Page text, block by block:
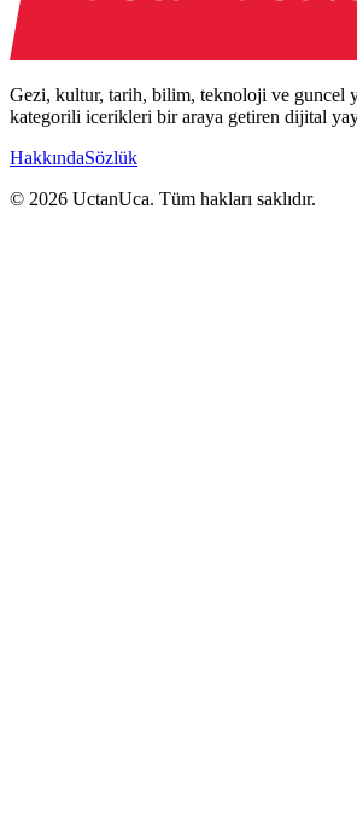
Gezi, kultur, tarih, bilim, teknoloji ve guncel
kategorili icerikleri bir araya getiren dijital
HakkındaSözlük
© 2026 UctanUca. Tüm hakları saklıdır.